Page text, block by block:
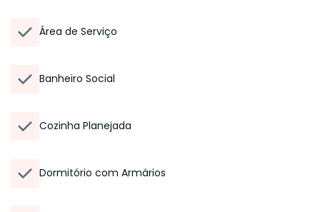
Área de Serviço
Banheiro Social
Cozinha Planejada
Dormitório com Armários